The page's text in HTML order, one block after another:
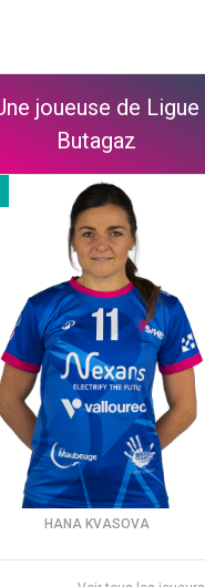
joueuse de Ligue
Butagaz
HANA KVASOVA